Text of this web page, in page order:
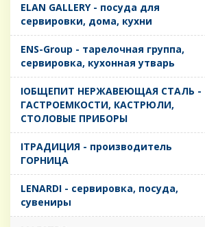
ELAN GALLERY - посуда для
сервировки, дома, кухни
ENS-Group - тарелочная группа,
сервировка, кухонная утварь
IОБЩЕПИТ НЕРЖАВЕЮЩАЯ СТАЛЬ -
ГАСТРОЕМКОСТИ, КАСТРЮЛИ,
СТОЛОВЫЕ ПРИБОРЫ
IТРАДИЦИЯ - производитель
ГОРНИЦА
LENARDI - сервировка, посуда,
сувениры